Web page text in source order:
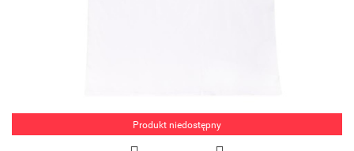
Produkt niedostępny